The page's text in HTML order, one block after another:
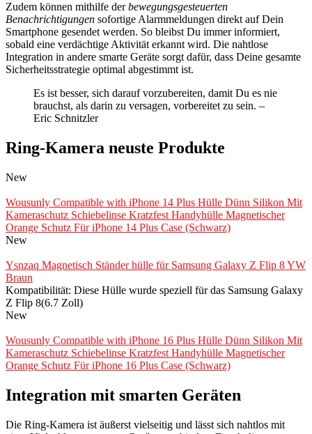
Zudem können mithilfe derbewegungsgesteuerten
Benachrichtigungen sofortige Alarmmeldungen direkt auf Dein
Smartphone gesendet werden. So bleibst Du immer informiert,
sobald eine verdächtige Aktivität erkannt wird. Die nahtlose
Integration in andere smarte Geräte sorgt dafür, dass Deine gesamte
Sicherheitsstrategie optimal abgestimmt ist.
Es ist besser, sich darauf vorzubereiten, damit Du es nie
brauchst, als darin zu versagen, vorbereitet zu sein. –
Eric Schnitzler
Ring-Kamera neuste Produkte
New
Wousunly Compatible with iPhone 14 Plus Hülle Dünn Silikon Mit
Kameraschutz Schiebelinse Kratzfest Handyhülle Magnetischer
Orange Schutz Für iPhone 14 Plus Case (Schwarz)
New
Ysnzaq Magnetisch Ständer hülle für Samsung Galaxy Z Flip 8 YW
Braun
Kompatibilität: Diese Hülle wurde speziell für das Samsung Galaxy
Z Flip 8(6.7 Zoll)
New
Wousunly Compatible with iPhone 16 Plus Hülle Dünn Silikon Mit
Kameraschutz Schiebelinse Kratzfest Handyhülle Magnetischer
Orange Schutz Für iPhone 16 Plus Case (Schwarz)
Integration mit smarten Geräten
Die Ring-Kamera ist äußerst vielseitig und lässt sich nahtlos mit